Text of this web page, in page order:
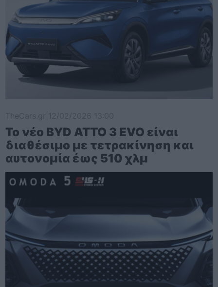
Το νέο BYD ATTO 3 EVO είναι
διαθέσιμο με τετρακίνηση και
αυτονομία έως 510 χλμ